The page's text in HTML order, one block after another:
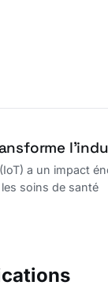
a un impact
soins de santé